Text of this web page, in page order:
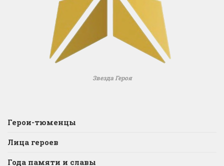
Звезда Героя
Герои-тюменцы
Лица героев
Года памяти и славы